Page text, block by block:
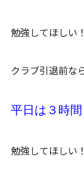
勉強してほしい
クラブ引退前な
平日は３時
勉強してほしい